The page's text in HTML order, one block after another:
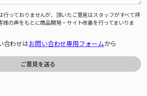
行っておりませんが、頂いたご意見はスタッフがすべて拝
様の声をもとに商品開発・サイト改善を行ってまいりま
合わせはお問い合わせ専用フォームから